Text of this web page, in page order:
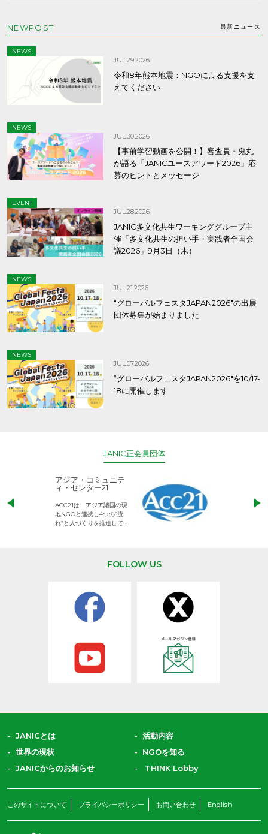
NEWPOST 最新ニュース
NEWS
JUL.29.2026
令和8年熊本地震：NGOによる支援を支
えてください
NEWS
JUL.30.2026
【事前学習動画を公開！】審査員・鬼丸
が語る「JANICユースアワード2026」応
募のヒントとメッセージ
EVENT
JUL.28.2026
JANIC多文化共生ワーキンググループ主
催「多文化共生の担い手・実践者全国会
議2026」9月3日（木）
NEWS
JUL.21.2026
“グローバルフェスタJAPAN2026″の出展
団体募集が始まりました
NEWS
JUL.07.2026
“グローバルフェスタJAPAN2026″を10/17-
18に開催します
JANIC正会員団体
アジア・コミュニテ
ィ・センター21
ACC21は、アジア諸国の現
地NGOと連携し4つの“流
れ”と人づくりを推進してい
児童労働のない
権利が守られた
FOLLOW US
JANICとは
活動内容
世界の現状
NGOを知る
JANICからのお知らせ
THINK Lobby
このサイトについて プライバシーポリシー お問い合わせ English